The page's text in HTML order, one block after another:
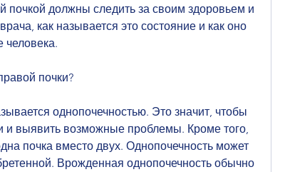
почкой должны следить за своим здоровьем и
как называется это состояние и как оно
человека.
почки?
однопочечностью. Это значит, чтобы
и выявить возможные проблемы. Кроме того,
почка вместо двух. Однопочечность может
Врожденная однопочечность обычно